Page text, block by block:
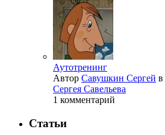
Аутотренинг
Автор Савушкин Сергей в
Сергея Савельева
1 комментарий
Статьи